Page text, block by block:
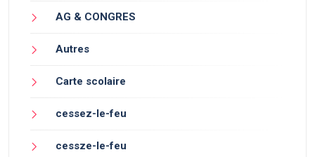
AG & CONGRES
Autres
Carte scolaire
cessez-le-feu
cessze-le-feu